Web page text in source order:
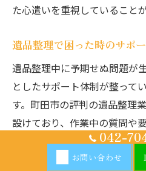
た心遣いを重視していること
遺品整理で困った時のサポ
遺品整理中に予期せぬ問題が
としたサポート体制が整って
す。町田市の評判の遺品整理
設けており、作業中の質問や
す。また、遺品の供養や特別
まで一括して依頼できるサー
042-
お問い合わせ